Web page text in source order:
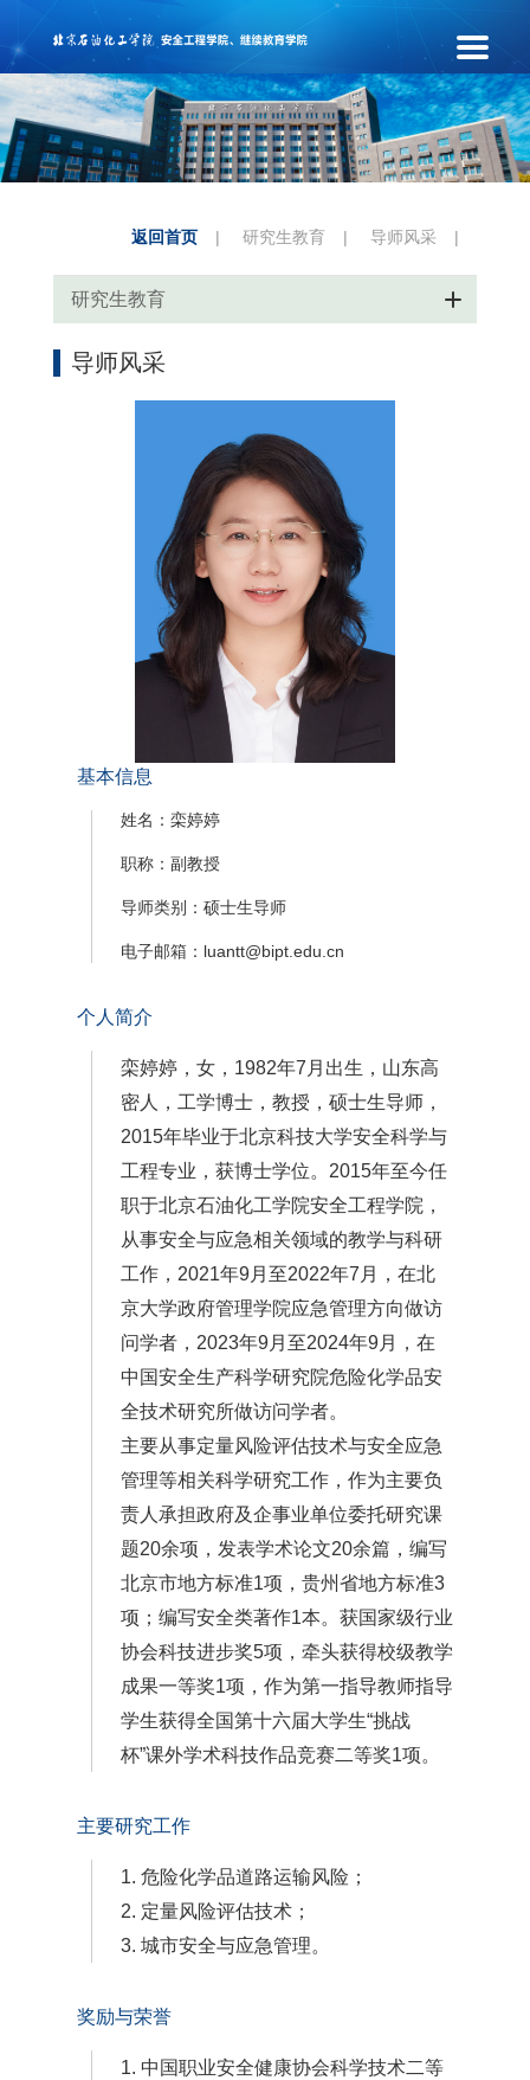
返回首页 | 研究生教育 | 导师风采 |
研究生教育
导师风采
基本信息
姓名：栾婷婷
职称：副教授
导师类别：硕士生导师
电子邮箱：luantt@bipt.edu.cn
个人简介
栾婷婷，女，1982年7月出生，山东高
密人，工学博士，教授，硕士生导师，
2015年毕业于北京科技大学安全科学与
工程专业，获博士学位。2015年至今任
职于北京石油化工学院安全工程学院，
从事安全与应急相关领域的教学与科研
工作，2021年9月至2022年7月，在北
京大学政府管理学院应急管理方向做访
问学者，2023年9月至2024年9月，在
中国安全生产科学研究院危险化学品安
全技术研究所做访问学者。
主要从事定量风险评估技术与安全应急
管理等相关科学研究工作，作为主要负
责人承担政府及企事业单位委托研究课
题20余项，发表学术论文20余篇，编写
北京市地方标准1项，贵州省地方标准3
项；编写安全类著作1本。获国家级行业
协会科技进步奖5项，牵头获得校级教学
成果一等奖1项，作为第一指导教师指导
学生获得全国第十六届大学生“挑战
杯”课外学术科技作品竞赛二等奖1项。
主要研究工作
1. 危险化学品道路运输风险；
2. 定量风险评估技术；
3. 城市安全与应急管理。
奖励与荣誉
1. 中国职业安全健康协会科学技术二等